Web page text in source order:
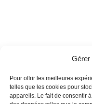
Gérer
Pour offrir les meilleures
telles que les cookies pour
appareils. Le fait de consentir